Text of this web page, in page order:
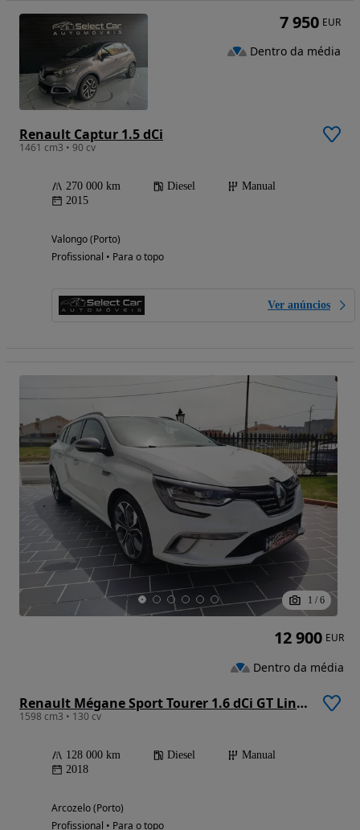
Renault Captur 1.5 dCi
1461 cm3 • 90 cv
270 000 km Diesel
Manual
2015
Valongo (Porto)
Profissional • Para o topo
Ver anúncios
7 950 EUR
Dentro da média
1 / 6
Renault Mégane Sport Tourer 1.6 dCi GT Line J18
1598 cm3 • 130 cv
128 000 km Diesel
Manual
2018
Arcozelo (Porto)
Profissional • Para o topo
12 900 EUR
Dentro da média